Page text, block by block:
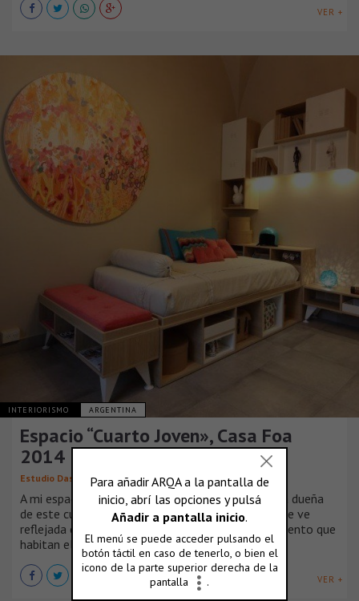
VER +
INTERIORISMO ARGENTINA
Espacio “Cuarto Joven», Casa Foa
2014
Estudio Dash
A mi espacio lo define fundamentalmente Nina, la dueña
de este cuarto. Su forma de ser, su personalidad, se ve
reflejada en la funcionalidad del diseño y equipamiento que
habitan el espacio.
VER +